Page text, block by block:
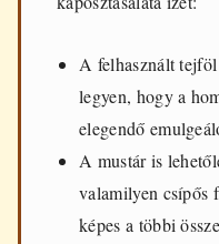
A felhasznált
legyen, hogy a
elegendő
A mustár is
valamilyen csípős
képes a többi